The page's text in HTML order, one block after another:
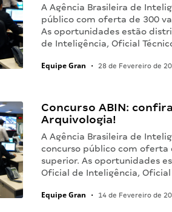
A Agência Brasileira de
público com oferta de 300
As oportunidades estão
de Inteligência, Oficial
Equipe Gran • 28 de Fevereiro de
Concurso ABIN:
Arquivologia!
A Agência Brasileira de
concurso público com oferta
superior. As oportunidades
Oficial de Inteligência,
Equipe Gran • 14 de Fevereiro de